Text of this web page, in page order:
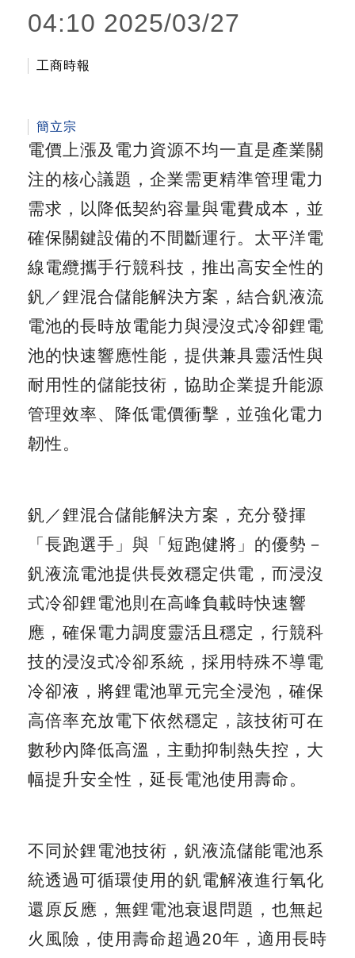
04:10 2025/03/27
工商時報
簡立宗
電價上漲及電力資源不均一直是產業關
注的核心議題，企業需更精準管理電力
需求，以降低契約容量與電費成本，並
確保關鍵設備的不間斷運行。太平洋電
線電纜攜手行競科技，推出高安全性的
釩／鋰混合儲能解決方案，結合釩液流
電池的長時放電能力與浸沒式冷卻鋰電
池的快速響應性能，提供兼具靈活性與
耐用性的儲能技術，協助企業提升能源
管理效率、降低電價衝擊，並強化電力
韌性。
釩／鋰混合儲能解決方案，充分發揮
「長跑選手」與「短跑健將」的優勢－
釩液流電池提供長效穩定供電，而浸沒
式冷卻鋰電池則在高峰負載時快速響
應，確保電力調度靈活且穩定，行競科
技的浸沒式冷卻系統，採用特殊不導電
冷卻液，將鋰電池單元完全浸泡，確保
高倍率充放電下依然穩定，該技術可在
數秒內降低高溫，主動抑制熱失控，大
幅提升安全性，延長電池使用壽命。
不同於鋰電池技術，釩液流儲能電池系
統透過可循環使用的釩電解液進行氧化
還原反應，無鋰電池衰退問題，也無起
火風險，使用壽命超過20年，適用長時